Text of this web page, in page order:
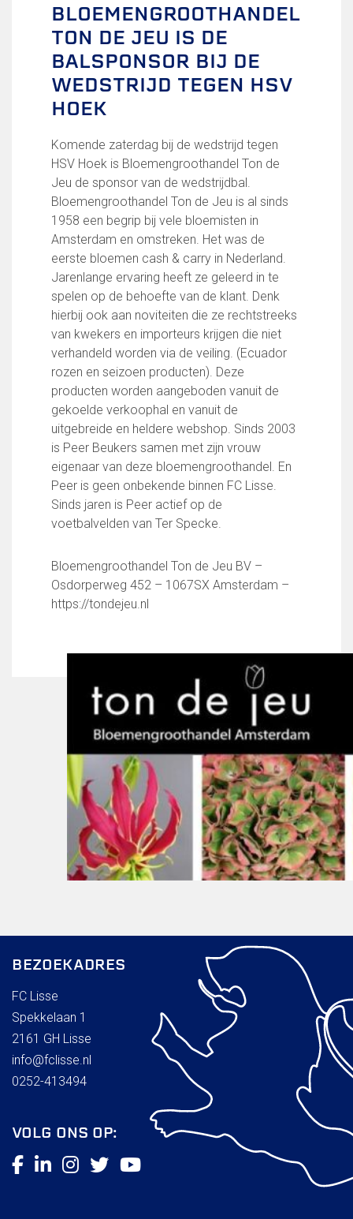
Kledingplan
Merchandise
Contributie
Gevonden voorwerpen
Verenigingsdocumenten
Teams
FC Lisse 1
FC Lisse 2
Toegangs- en seizoenskaarten
Heren- en jongensvoetbal
Vrouwen 1
Vrouwen- en meidenvoetbal
7 tegen 7 Voetbal (35+)
Zaalvoetbal
Walking Football
Uitslagen
Programma
Onze opleiding
Jeugdopleiding FC Lisse
Profiel Jeugdtrainers
Opleidingsteams
Beleidsplan Jeugd
Keepersopleiding
Partnerclub van Ajax
LED-boarding NIEUW!
Sponsoren
Business Club 2.0
Steun bij contributie
Support Casper
Dagbesteding ’s Heeren Loo
De gezonde sportkantine
Onze vrijwilligers en ereleden
Vertrouwenspersonen
Financieel contactpersoon
Wie doet wat
BLOEMENGROOTHANDEL
TON DE JEU IS DE
BALSPONSOR BIJ DE
WEDSTRIJD TEGEN HSV
HOEK
Komende zaterdag bij de wedstrijd tegen
HSV Hoek is Bloemengroothandel Ton de
Jeu de sponsor van de wedstrijdbal.
Bloemengroothandel Ton de Jeu is al sinds
1958 een begrip bij vele bloemisten in
Amsterdam en omstreken. Het was de
eerste bloemen cash & carry in Nederland.
Jarenlange ervaring heeft ze geleerd in te
spelen op de behoefte van de klant. Denk
hierbij ook aan noviteiten die ze rechtstreeks
van kwekers en importeurs krijgen die niet
verhandeld worden via de veiling. (Ecuador
rozen en seizoen producten). Deze
producten worden aangeboden vanuit de
gekoelde verkoophal en vanuit de
uitgebreide en heldere webshop. Sinds 2003
is Peer Beukers samen met zijn vrouw
eigenaar van deze bloemengroothandel. En
Peer is geen onbekende binnen FC Lisse.
Sinds jaren is Peer actief op de
voetbalvelden van Ter Specke.
Bloemengroothandel Ton de Jeu BV –
Osdorperweg 452 – 1067SX Amsterdam –
https://tondejeu.nl
BEZOEKADRES
FC Lisse
Spekkelaan 1
2161 GH Lisse
info@fclisse.nl
0252-413494
VOLG ONS OP: